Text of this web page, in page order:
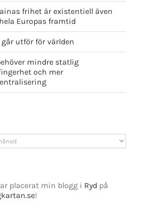
frihet är existentiell även
Europas framtid
går utför för världen
mindre statlig
och mer
placerat min blogg i Ryd på
!